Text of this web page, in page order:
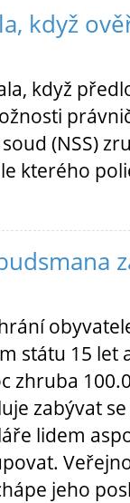
když
když
(NSS)
kterého
státu 15 let
zhruba
zabývat
lidem
jeho